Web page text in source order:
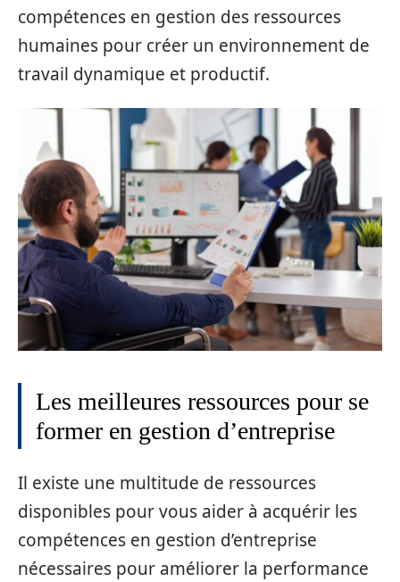
compétences en gestion des ressources
humaines pour créer un environnement de
travail dynamique et productif.
Les meilleures ressources pour se
former en gestion d’entreprise
Il existe une multitude de ressources
disponibles pour vous aider à acquérir les
compétences en gestion d’entreprise
nécessaires pour améliorer la performance